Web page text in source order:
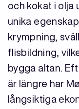
och kokat i olja
unika
krympning,
flisbildning,
bygga altan.
är längre har
långsiktiga